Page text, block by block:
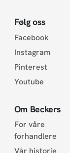
Følg oss
Facebook
Instagram
Pinterest
Youtube
Om Beckers
For våre
forhandlere
Vår historie